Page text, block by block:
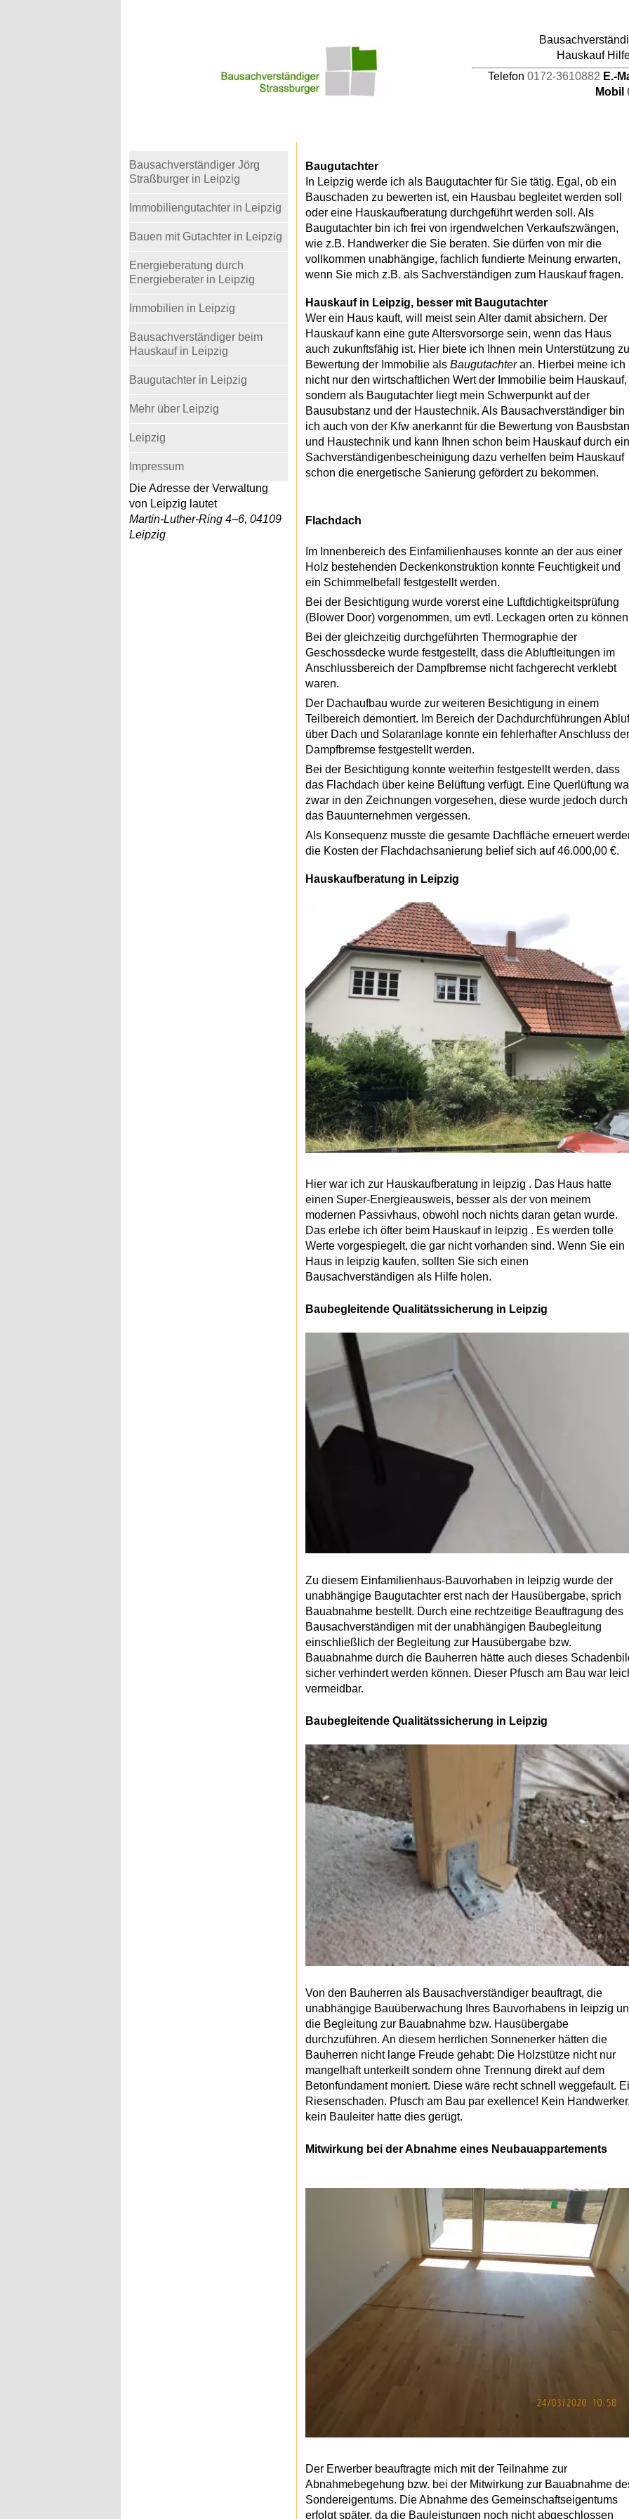
Hauskauf
Telefon 0172-3610882 E.-
Mobil
Baugutachter
In Leipzig werde ich als Baugutachter für Sie tätig. Egal, ob ein
Bauschaden zu bewerten ist, ein Hausbau begleitet werden soll
oder eine Hauskaufberatung durchgeführt werden soll. Als
Baugutachter bin ich frei von irgendwelchen Verkaufszwängen,
wie z.B. Handwerker die Sie beraten. Sie dürfen von mir die
vollkommen unabhängige, fachlich fundierte Meinung erwarten,
wenn Sie mich z.B. als Sachverständigen zum Hauskauf fragen.
Hauskauf in Leipzig, besser mit Baugutachter
Wer ein Haus kauft, will meist sein Alter damit absichern. Der
Hauskauf kann eine gute Altersvorsorge sein, wenn das Haus
auch zukunftsfähig ist. Hier biete ich Ihnen mein Unterstützung
Bewertung der Immobilie als Baugutachteran. Hierbei meine ich
nicht nur den wirtschaftlichen Wert der Immobilie beim Hauskauf,
sondern als Baugutachter liegt mein Schwerpunkt auf der
Bausubstanz und der Haustechnik. Als Bausachverständiger bin
ich auch von der Kfw anerkannt für die Bewertung von
und Haustechnik und kann Ihnen schon beim Hauskauf durch
Sachverständigenbescheinigung dazu verhelfen beim Hauskauf
schon die energetische Sanierung gefördert zu bekommen.
Flachdach
Im Innenbereich des Einfamilienhauses konnte an der aus einer
Holz bestehenden Deckenkonstruktion konnte Feuchtigkeit und
ein Schimmelbefall festgestellt werden.
Bei der Besichtigung wurde vorerst eine Luftdichtigkeitsprüfung
(Blower Door) vorgenommen, um evtl. Leckagen orten zu
Bei der gleichzeitig durchgeführten Thermographie der
Geschossdecke wurde festgestellt, dass die Abluftleitungen im
Anschlussbereich der Dampfbremse nicht fachgerecht verklebt
waren.
Der Dachaufbau wurde zur weiteren Besichtigung in einem
Teilbereich demontiert. Im Bereich der Dachdurchführungen
über Dach und Solaranlage konnte ein fehlerhafter Anschluss der
Dampfbremse festgestellt werden.
Bei der Besichtigung konnte weiterhin festgestellt werden, dass
das Flachdach über keine Belüftung verfügt. Eine Querlüftung
zwar in den Zeichnungen vorgesehen, diese wurde jedoch durch
das Bauunternehmen vergessen.
Als Konsequenz musste die gesamte Dachfläche erneuert
die Kosten der Flachdachsanierung belief sich auf 46.000,00 €.
Hauskaufberatung in Leipzig
Hier war ich zur Hauskaufberatung in leipzig . Das Haus hatte
einen Super-Energieausweis, besser als der von meinem
modernen Passivhaus, obwohl noch nichts daran getan wurde.
Das erlebe ich öfter beim Hauskauf in leipzig . Es werden tolle
Werte vorgespiegelt, die gar nicht vorhanden sind. Wenn Sie ein
Haus in leipzig kaufen, sollten Sie sich einen
Bausachverständigen als Hilfe holen.
Baubegleitende Qualitätssicherung in Leipzig
Zu diesem Einfamilienhaus-Bauvorhaben in leipzig wurde der
unabhängige Baugutachter erst nach der Hausübergabe, sprich
Bauabnahme bestellt. Durch eine rechtzeitige Beauftragung des
Bausachverständigen mit der unabhängigen Baubegleitung
einschließlich der Begleitung zur Hausübergabe bzw.
Bauabnahme durch die Bauherren hätte auch dieses
sicher verhindert werden können. Dieser Pfusch am Bau war
vermeidbar.
Baubegleitende Qualitätssicherung in Leipzig
Von den Bauherren als Bausachverständiger beauftragt, die
unabhängige Bauüberwachung Ihres Bauvorhabens in leipzig
die Begleitung zur Bauabnahme bzw. Hausübergabe
durchzuführen. An diesem herrlichen Sonnenerker hätten die
Bauherren nicht lange Freude gehabt: Die Holzstütze nicht nur
mangelhaft unterkeilt sondern ohne Trennung direkt auf dem
Betonfundament moniert. Diese wäre recht schnell weggefault.
Riesenschaden. Pfusch am Bau par exellence! Kein
kein Bauleiter hatte dies gerügt.
Mitwirkung bei der Abnahme eines Neubauappartements
Der Erwerber beauftragte mich mit der Teilnahme zur
Abnahmebegehung bzw. bei der Mitwirkung zur Bauabnahme
Sondereigentums. Die Abnahme des Gemeinschaftseigentums
erfolgt später, da die Bauleistungen noch nicht abgeschlossen
Bausachverständiger Jörg
Straßburger in Leipzig
Immobiliengutachter in Leipzig
Bauen mit Gutachter in Leipzig
Energieberatung durch
Energieberater in Leipzig
Immobilien in Leipzig
Bausachverständiger beim
Hauskauf in Leipzig
Baugutachter in Leipzig
Mehr über Leipzig
Leipzig
Impressum
Die Adresse der Verwaltung
von Leipzig lautet
Martin-Luther-Ring 4–6, 04109
Leipzig